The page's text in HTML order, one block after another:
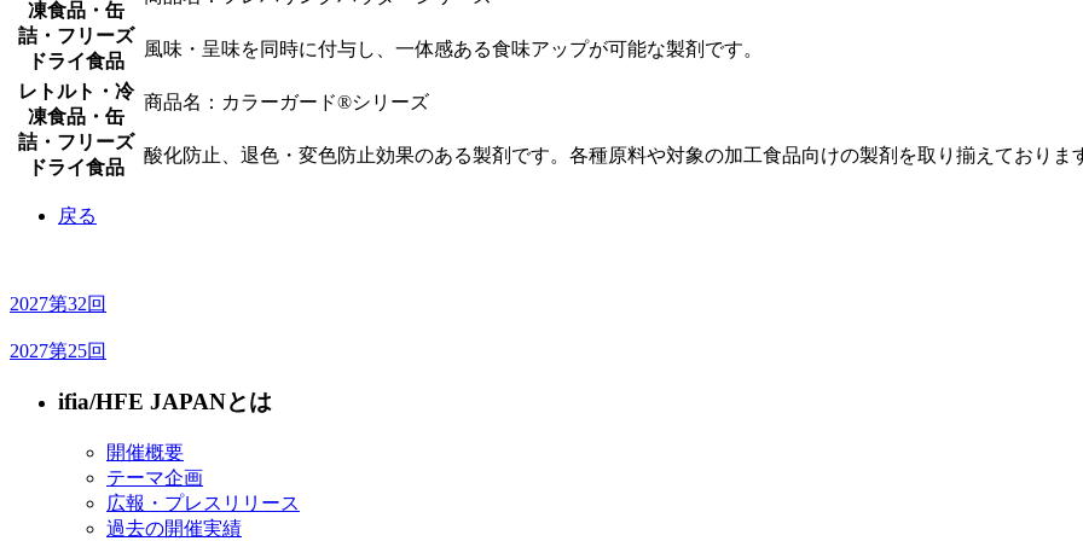
凍食品・缶
詰・フリーズ
ドライ食品
風味・呈味を同時に付与し、一体感ある食味アップが可能な製剤です。
レトルト・冷
凍食品・缶
詰・フリーズ
ドライ食品
商品名：カラーガード®シリーズ
酸化防止、退色・変色防止効果のある製剤です。各種原料や対象の加工食品向けの製剤を取り揃えておりま
戻る
2027第32回
2027第25回
ifia/HFE JAPANとは
開催概要
テーマ企画
広報・プレスリリース
過去の開催実績